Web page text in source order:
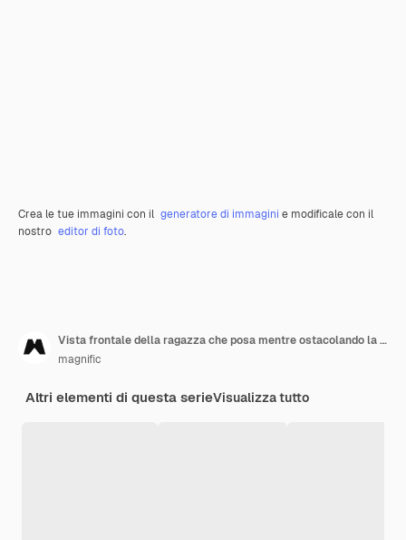
Crea le tue immagini con il generatore di immagini e modificale con il
nostro editor di foto.
Vista frontale della ragazza che posa mentre ostacolando la decorazione della fetta del limone
magnific
Altri elementi di questa serieVisualizza tutto